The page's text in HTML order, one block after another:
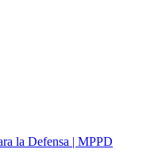
la Defensa | MPPD